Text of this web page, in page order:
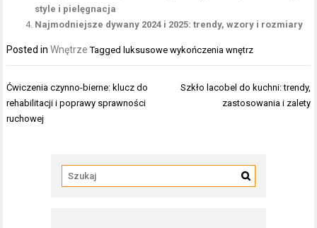
style i pielęgnacja
Najmodniejsze dywany 2024 i 2025: trendy, wzory i rozmiary
Posted inWnętrze Tagged luksusowe wykończenia wnętrz
Nawigacja
wpisu
Ćwiczenia czynno-bierne: klucz do
rehabilitacji i poprawy sprawności
ruchowej
Szkło lacobel do kuchni: trendy,
zastosowania i zalety